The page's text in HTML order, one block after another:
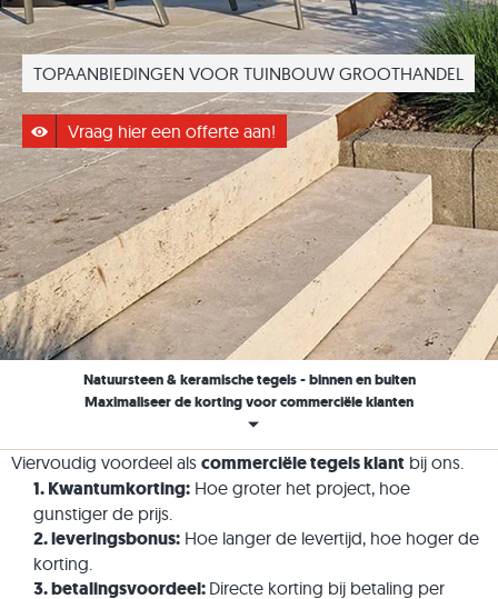
TOPAANBIEDINGEN VOOR TUINBOUW GROOTHANDEL
Vraag hier een offerte aan!
Natuursteen & keramische tegels - binnen en buiten
Maximaliseer de korting voor commerciële klanten
Viervoudig voordeel als commerciële tegels klant bij ons.
1. Kwantumkorting: Hoe groter het project, hoe
gunstiger de prijs.
2. leveringsbonus: Hoe langer de levertijd, hoe hoger de
korting.
3. betalingsvoordeel: Directe korting bij betaling per